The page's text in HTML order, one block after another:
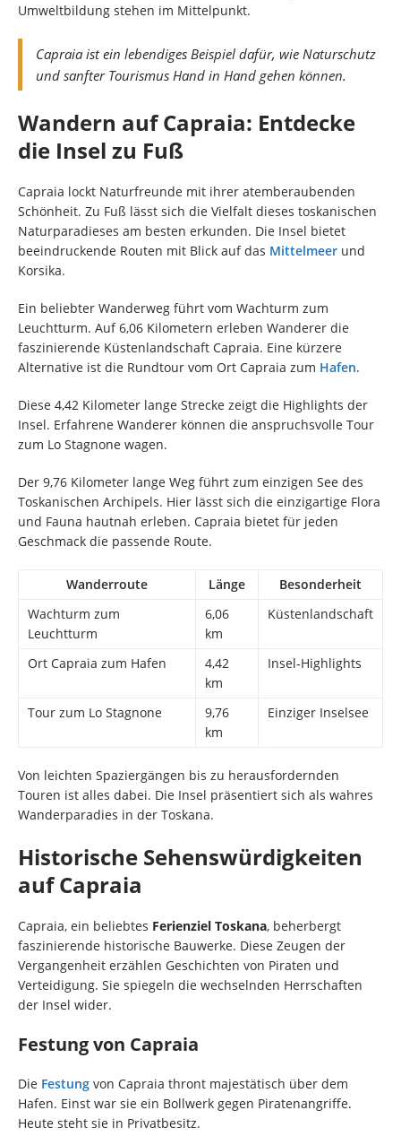
Umweltbildung stehen im Mittelpunkt.
Capraia ist ein lebendiges Beispiel dafür, wie Naturschutz
und sanfter Tourismus Hand in Hand gehen können.
Wandern auf Capraia: Entdecke
die Insel zu Fuß
Capraia lockt Naturfreunde mit ihrer atemberaubenden
Schönheit. Zu Fuß lässt sich die Vielfalt dieses toskanischen
Naturparadieses am besten erkunden. Die Insel bietet
beeindruckende Routen mit Blick auf das Mittelmeer und
Korsika.
Ein beliebter Wanderweg führt vom Wachturm zum
Leuchtturm. Auf 6,06 Kilometern erleben Wanderer die
faszinierende Küstenlandschaft Capraia. Eine kürzere
Alternative ist die Rundtour vom Ort Capraia zum Hafen.
Diese 4,42 Kilometer lange Strecke zeigt die Highlights der
Insel. Erfahrene Wanderer können die anspruchsvolle Tour
zum Lo Stagnone wagen.
Der 9,76 Kilometer lange Weg führt zum einzigen See des
Toskanischen Archipels. Hier lässt sich die einzigartige Flora
und Fauna hautnah erleben. Capraia bietet für jeden
Geschmack die passende Route.
Wanderroute Länge
Besonderheit
Wachturm zum
Leuchtturm
6,06
km
Küstenlandschaft
Ort Capraia zum Hafen
4,42
km
Insel-Highlights
Tour zum Lo Stagnone
9,76
km
Einziger Inselsee
Von leichten Spaziergängen bis zu herausfordernden
Touren ist alles dabei. Die Insel präsentiert sich als wahres
Wanderparadies in der Toskana.
Historische Sehenswürdigkeiten
auf Capraia
Capraia, ein beliebtes Ferienziel Toskana, beherbergt
faszinierende historische Bauwerke. Diese Zeugen der
Vergangenheit erzählen Geschichten von Piraten und
Verteidigung. Sie spiegeln die wechselnden Herrschaften
der Insel wider.
Festung von Capraia
Die Festung von Capraia thront majestätisch über dem
Hafen. Einst war sie ein Bollwerk gegen Piratenangriffe.
Heute steht sie in Privatbesitz.